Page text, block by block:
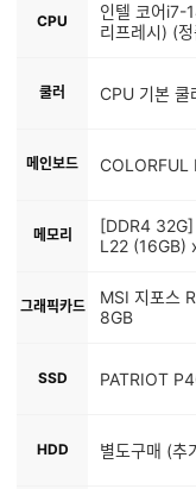
CPU
인텔 코어i7-
리프레시) (
쿨러 CPU 기본 쿨
메인보드 COLORFUL
메모리
[DDR4
L22 (16GB)
그래픽카드
MSI 지포스
8GB
SSD PATRIOT
HDD 별도구매 (추